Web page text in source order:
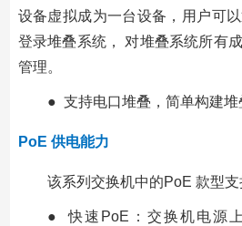
设备虚拟成为一台设备，用户可
登录堆叠系统， 对堆叠系统所有
管理。
● 支持电口堆叠，简单构建堆
PoE 供电能力
该系列交换机中的PoE 款型支
● 快速PoE：交换机电源